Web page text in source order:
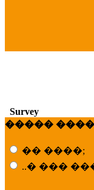
Survey
�����
�� ����;
..� ���